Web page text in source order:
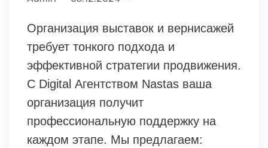
Организация выставок и вернисажей
требует тонкого подхода и
эффективной стратегии продвижения.
С Digital Агентством Nastas ваша
организация получит
профессиональную поддержку на
каждом этапе. Мы предлагаем: